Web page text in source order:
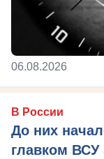
06.08.2026
В России
До них
главком